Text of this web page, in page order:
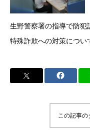
生野警察署の指導で防犯
特殊詐欺への対策につい
この記事